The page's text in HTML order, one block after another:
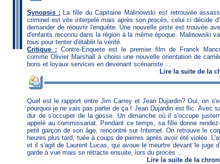
Synopsis : La fille du Capitaine Malinowski est retrouvée
criminel est vite interpelé mais après son procès, celui ci décide
demander de réouvrir l'enquête. Une nouvelle piste est trouvée
d'enfants reconnu dans la région à la même époque. Malinowski
tous pour tenter d'établir la vérité.
Critique : Contre-Enquete est le premier film de Franck
comme Olivier Marshall à choisi une nouvelle orientation de
bons et loyaux services en devenant scénariste ...
Lire la suite de la
Quel est le rapport entre Jim Carrey et Jean Dujardin? Oui, on
pourquoi je ne vais pas parler de ça ! Jean Dujardin est flic. Avec
dur de s'occuper de la gosse. Un dimanche où il s'occupe
appelé au commissariat. Pendant ce temps, sa fille donne
petit garçon de son âge, rencontré sur Internet. On retrouve le
heures plus tard, tuée à coups de pierres après avoir été violée.
et il s'agit de Laurent Lucas, qui avoue le meurtre devant le juge
garde à vue mais se rétracte ensuite, lors du procès ...
Lire la suite de la